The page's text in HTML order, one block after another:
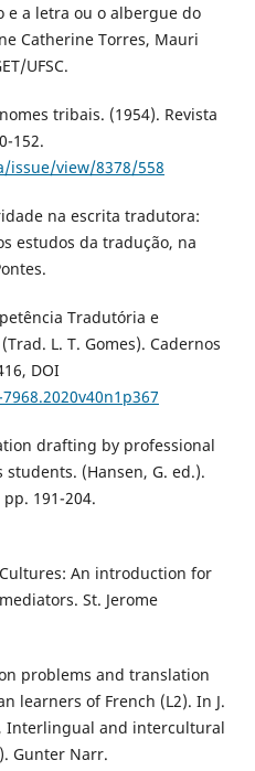
e a letra ou o albergue do
Catherine Torres, Mauri
UFSC.
tribais. (1954). Revista
152.
view/8378/558
na escrita tradutora:
estudos da tradução, na
Tradutória e
L. T. Gomes). Cadernos
DOI
drafting by professional
(Hansen, G. ed.).
191-204.
An introduction for
St. Jerome
problems and translation
learners of French (L2). In J.
Interlingual and intercultural
Gunter Narr.